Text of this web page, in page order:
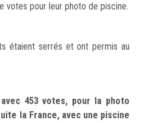
votes pour leur photo de piscine.
étaient serrés et ont permis au
453 votes, pour la photo
la France, avec une piscine